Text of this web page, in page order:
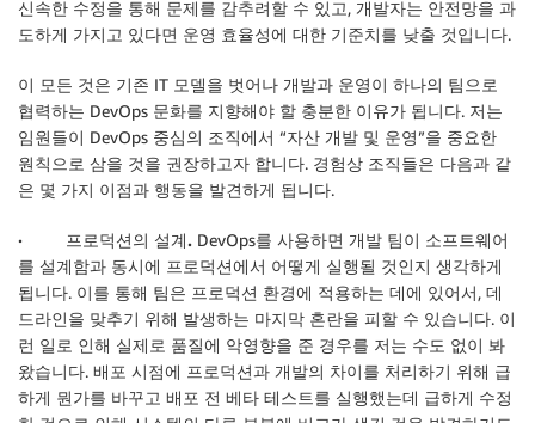
신속한 수정을 통해 문제를 감추려할 수 있고, 개발자는 안전망을 과
도하게 가지고 있다면 운영 효율성에 대한 기준치를 낮출 것입니다.
이 모든 것은 기존 IT 모델을 벗어나 개발과 운영이 하나의 팀으로
협력하는 DevOps 문화를 지향해야 할 충분한 이유가 됩니다. 저는
임원들이 DevOps 중심의 조직에서 “자산 개발 및 운영”을 중요한
원칙으로 삼을 것을 권장하고자 합니다. 경험상 조직들은 다음과 같
은 몇 가지 이점과 행동을 발견하게 됩니다.
· 프로덕션의 설계. DevOps를 사용하면 개발 팀이 소프트웨어
를 설계함과 동시에 프로덕션에서 어떻게 실행될 것인지 생각하게
됩니다. 이를 통해 팀은 프로덕션 환경에 적용하는 데에 있어서, 데
드라인을 맞추기 위해 발생하는 마지막 혼란을 피할 수 있습니다. 이
런 일로 인해 실제로 품질에 악영향을 준 경우를 저는 수도 없이 봐
왔습니다. 배포 시점에 프로덕션과 개발의 차이를 처리하기 위해 급
하게 뭔가를 바꾸고 배포 전 베타 테스트를 실행했는데 급하게 수정